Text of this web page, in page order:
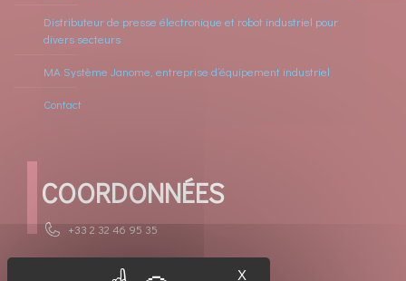
Distributeur de presse électronique et robot industriel pour
divers secteurs
MA Système Janome, entreprise d’équipement industriel
Contact
COORDONNÉES
+33 2 32 46 95 35
contact.jei@masysteme-janome.fr X